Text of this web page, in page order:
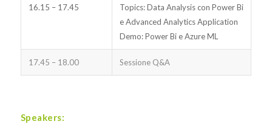
16.15 – 17.45
Topics: Data Analysis con Power Bi
e Advanced Analytics Application
Demo: Power Bi e Azure ML
17.45 – 18.00 Sessione Q&A
Speakers: